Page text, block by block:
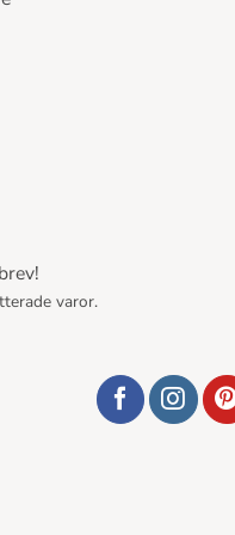
varor.